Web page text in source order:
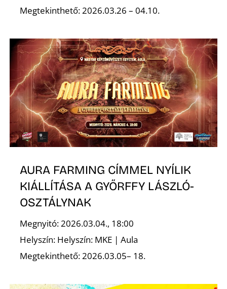
Megtekinthető: 2026.03.26 – 04.10.
AURA FARMING CÍMMEL NYÍLIK
KIÁLLÍTÁSA A GYŐRFFY LÁSZLÓ-
OSZTÁLYNAK
Megnyitó: 2026.03.04., 18:00
Helyszín: Helyszín: MKE | Aula
Megtekinthető: 2026.03.05– 18.